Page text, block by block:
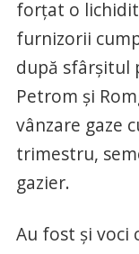
forțat o
furnizorii
după sfârșitul
Petrom și
vânzare gaze
trimestru,
gazier.
Au fost și voci